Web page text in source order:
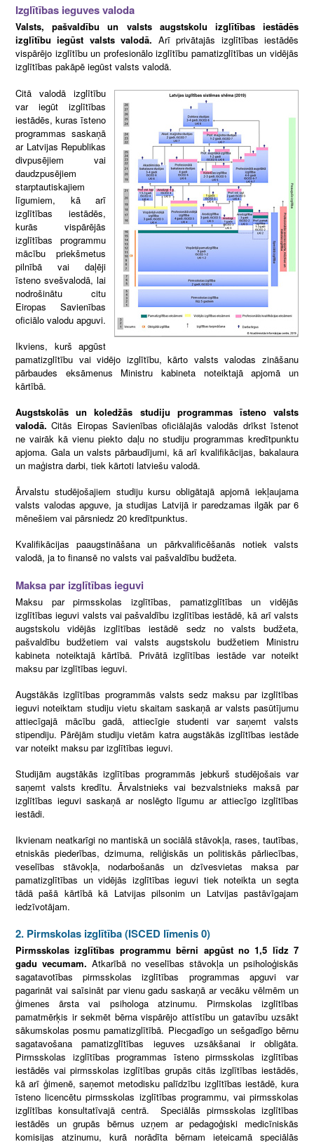
Izglītības ieguves valoda
Valsts, pašvaldību un valsts augstskolu izglītības iestādēs
izglītību iegūst valsts valodā. Arī privātajās izglītības iestādēs
vispārējo izglītību un profesionālo izglītību pamatizglītības un vidējās
izglītības pakāpē iegūst valsts valodā.
Citā valodā izglītību
var iegūt izglītības
iestādēs, kuras īsteno
programmas saskaņā
ar Latvijas Republikas
divpusējiem vai
daudzpusējiem
starptautiskajiem
līgumiem, kā arī
izglītības iestādēs,
kurās vispārējās
izglītības programmu
mācību priekšmetus
pilnībā vai daļēji
īsteno svešvalodā, lai
nodrošinātu citu
Eiropas Savienības
oficiālo valodu apguvi.
Ikviens, kurš apgūst
pamatizglītību vai vidējo izglītību, kārto valsts valodas zināšanu
pārbaudes eksāmenus Ministru kabineta noteiktajā apjomā un
kārtībā.
Augstskolās un koledžās studiju programmas īsteno valsts
valodā. Citās Eiropas Savienības oficiālajās valodās drīkst īstenot
ne vairāk kā vienu piekto daļu no studiju programmas kredītpunktu
apjoma. Gala un valsts pārbaudījumi, kā arī kvalifikācijas, bakalaura
un maģistra darbi, tiek kārtoti latviešu valodā.
Ārvalstu studējošajiem studiju kursu obligātajā apjomā iekļaujama
valsts valodas apguve, ja studijas Latvijā ir paredzamas ilgāk par 6
mēnešiem vai pārsniedz 20 kredītpunktus.
Kvalifikācijas paaugstināšana un pārkvalificēšanās notiek valsts
valodā, ja to finansē no valsts vai pašvaldību budžeta.
Maksa par izglītības ieguvi
Maksu par pirmsskolas izglītības, pamatizglītības un vidējās
izglītības ieguvi valsts vai pašvaldību izglītības iestādē, kā arī valsts
augstskolu vidējās izglītības iestādē sedz no valsts budžeta,
pašvaldību budžetiem vai valsts augstskolu budžetiem Ministru
kabineta noteiktajā kārtībā. Privātā izglītības iestāde var noteikt
maksu par izglītības ieguvi.
Augstākās izglītības programmās valsts sedz maksu par izglītības
ieguvi noteiktam studiju vietu skaitam saskaņā ar valsts pasūtījumu
attiecīgajā mācību gadā, attiecīgie studenti var saņemt valsts
stipendiju. Pārējām studiju vietām katra augstākās izglītības iestāde
var noteikt maksu par izglītības ieguvi.
Studijām augstākās izglītības programmās jebkurš studējošais var
saņemt valsts kredītu. Ārvalstnieks vai bezvalstnieks maksā par
izglītības ieguvi saskaņā ar noslēgto līgumu ar attiecīgo izglītības
iestādi.
Ikvienam neatkarīgi no mantiskā un sociālā stāvokļa, rases, tautības,
etniskās piederības, dzimuma, reliģiskās un politiskās pārliecības,
veselības stāvokļa, nodarbošanās un dzīvesvietas maksa par
pamatizglītības un vidējās izglītības ieguvi tiek noteikta un segta
tādā pašā kārtībā kā Latvijas pilsonim un Latvijas pastāvīgajam
iedzīvotājam.
2. Pirmskolas izglītība (ISCED līmenis 0)
Pirmsskolas izglītības programmu bērni apgūst no 1,5 līdz 7
gadu vecumam. Atkarībā no veselības stāvokļa un psiholoģiskās
sagatavotības pirmsskolas izglītības programmas apguvi var
pagarināt vai saīsināt par vienu gadu saskaņā ar vecāku vēlmēm un
ģimenes ārsta vai psihologa atzinumu. Pirmskolas izglītības
pamatmērķis ir sekmēt bērna vispārējo attīstību un gatavību uzsākt
sākumskolas posmu pamatizglītībā. Piecgadīgo un sešgadīgo bērnu
sagatavošana pamatizglītības ieguves uzsākšanai ir obligāta.
Pirmsskolas izglītības programmas īsteno pirmsskolas izglītības
iestādēs vai pirmsskolas izglītības grupās citās izglītības iestādēs,
kā arī ģimenē, saņemot metodisku palīdzību izglītības iestādē, kura
īsteno licencētu pirmsskolas izglītības programmu, vai pirmsskolas
izglītības konsultatīvajā centrā. Speciālās pirmsskolas izglītības
iestādēs un grupās bērnus uzņem ar pedagoģiski medicīniskās
komisijas atzinumu, kurā norādīta bērnam ieteicamā speciālās